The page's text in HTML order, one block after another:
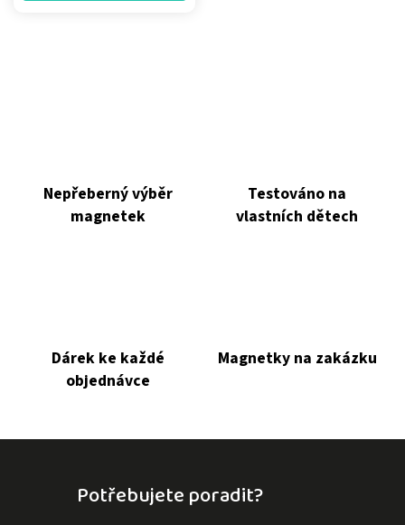
Nepřeberný výběr
magnetek
Testováno na
vlastních dětech
Dárek ke každé
objednávce
Magnetky na zakázku
Potřebujete poradit?